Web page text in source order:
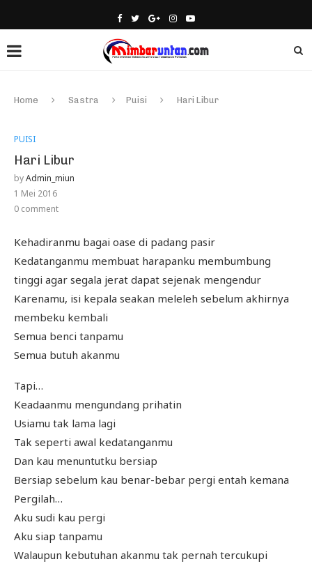
Home Sastra Puisi Hari Libur
PUISI
Hari Libur
byAdmin_miun
1 Mei 2016
0 comment
Kehadiranmu bagai oase di padang pasir
Kedatanganmu membuat harapanku membumbung
tinggi agar segala jerat dapat sejenak mengendur
Karenamu, isi kepala seakan meleleh sebelum akhirnya
membeku kembali
Semua benci tanpamu
Semua butuh akanmu
Tapi…
Keadaanmu mengundang prihatin
Usiamu tak lama lagi
Tak seperti awal kedatanganmu
Dan kau menuntutku bersiap
Bersiap sebelum kau benar-bebar pergi entah kemana
Pergilah…
Aku sudi kau pergi
Aku siap tanpamu
Walaupun kebutuhan akanmu tak pernah tercukupi